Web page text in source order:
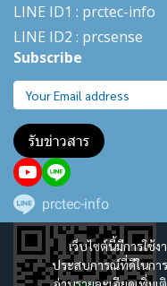
เว็บไซต์นี้มีการใช้
ประสบการณ์ที่ดีในกา
LINE ID1 : prctec-info
LINE ID2 : prcsense
Subscribe
รับข่าวสาร
prctec-info